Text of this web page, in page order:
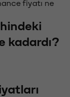
fiyatı ne
kadardı?